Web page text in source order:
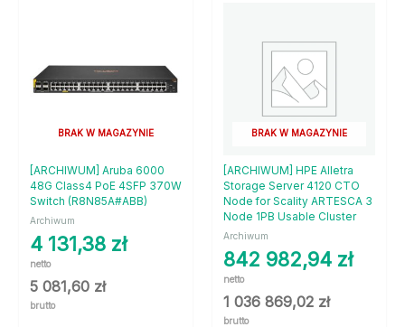
BRAK W MAGAZYNIE
[ARCHIWUM] Aruba 6000
48G Class4 PoE 4SFP 370W
Switch (R8N85A#ABB)
Archiwum
4 131,38 zł
netto
5 081,60 zł
brutto
BRAK W MAGAZYNIE
[ARCHIWUM] HPE Alletra
Storage Server 4120 CTO
Node for Scality ARTESCA 3
Node 1PB Usable Cluster
Archiwum
842 982,94 zł
netto
1 036 869,02 zł
brutto